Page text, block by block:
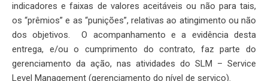
indicadores e faixas de valores aceitáveis ou não para tais,
os “prêmios” e as “punições”, relativas ao atingimento ou não
dos objetivos. O acompanhamento e a evidência desta
entrega, e/ou o cumprimento do contrato, faz parte do
gerenciamento da ação, nas atividades do SLM – Service
Level Management (gerenciamento do nível de serviço).